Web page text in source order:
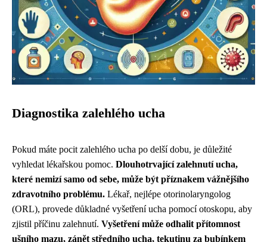
Diagnostika zalehlého ucha
Pokud máte pocit zalehlého ucha po delší dobu, je důležité
vyhledat lékařskou pomoc. Dlouhotrvající zalehnutí ucha,
které nemizí samo od sebe, může být příznakem vážnějšího
zdravotního problému. Lékař, nejlépe otorinolaryngolog
(ORL), provede důkladné vyšetření ucha pomocí otoskopu, aby
zjistil příčinu zalehnutí. Vyšetření může odhalit přítomnost
ušního mazu, zánět středního ucha, tekutinu za bubínkem